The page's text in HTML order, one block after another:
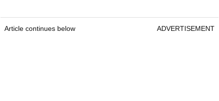
Article continues below ADVERTISEMENT